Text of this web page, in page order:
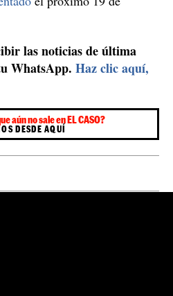
las noticias de última
WhatsApp. Haz clic aquí,
aún no sale en EL CASO?
DESDE AQUÍ